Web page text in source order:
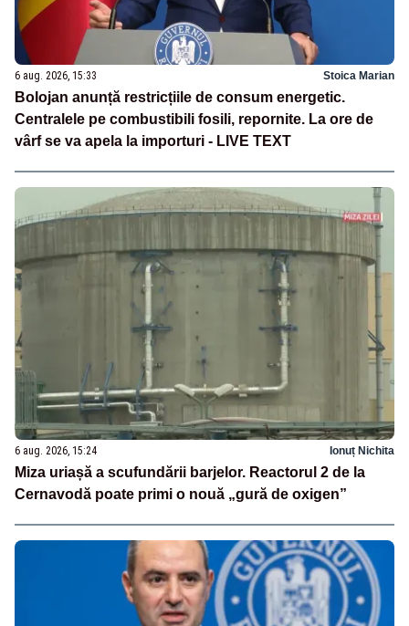
6 aug. 2026, 15:33 Stoica Marian
Bolojan anunță restricțiile de consum energetic.
Centralele pe combustibili fosili, repornite. La ore de
vârf se va apela la importuri - LIVE TEXT
6 aug. 2026, 15:24 Ionuț Nichita
Miza uriașă a scufundării barjelor. Reactorul 2 de la
Cernavodă poate primi o nouă „gură de oxigen”